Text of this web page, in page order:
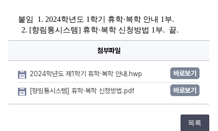
붙임 1. 2024학년도 1 학기 휴학·복학 안내 1 부.
2. [향림통시스템] 휴학·복학 신청방법 1 부. 끝.
첨부파일
2024학년도 제1학기 휴학·복학 안내.hwp 바로보기
[향림통시스템] 휴학·복학 신청방법.pdf 바로보기
목록